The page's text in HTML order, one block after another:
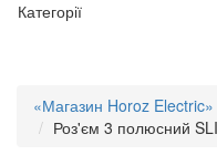
Категорії
«Магазин Horoz Electric»
Роз'єм 3 полюсний